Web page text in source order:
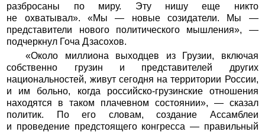
разбросаны по миру. Эту нишу еще никто
не охватывал». «Мы — новые созидатели. Мы —
представители нового политического мышления», —
подчеркнул Гоча Дзасохов.
«Около миллиона выходцев из Грузии, включая
собственно грузин и представителей других
национальностей, живут сегодня на территории России,
и им больно, когда российско-грузинские отношения
находятся в таком плачевном состоянии», — сказал
политик. По его словам, создание Ассамблеи
и проведение предстоящего конгресса — правильный